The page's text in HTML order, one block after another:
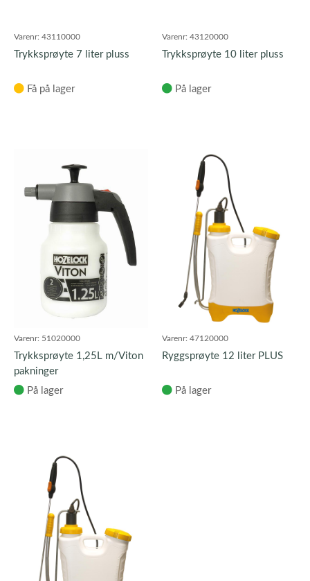
Varenr: 43110000
Trykksprøyte 7 liter pluss
Få på lager
Varenr: 43120000
Trykksprøyte 10 liter pluss
På lager
Varenr: 51020000
Trykksprøyte 1,25L m/Viton
pakninger
På lager
Varenr: 47120000
Ryggsprøyte 12 liter PLUS
På lager